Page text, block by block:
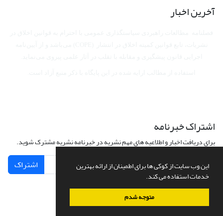
این وب سایت از کوکی ها برای اطمینان از ارائه بهترین
خدمات استفاده می کند.
متوجه شدم
آخرین اخبار
اشتراک خبرنامه
برای دریافت اخبار و اطلاعیه های مهم نشریه در خبرنامه نشریه مشترک شوید.
اشتراک
سامانه مدیریت نشریات علمی.طراحی و پیاده سازی ازسیناوب